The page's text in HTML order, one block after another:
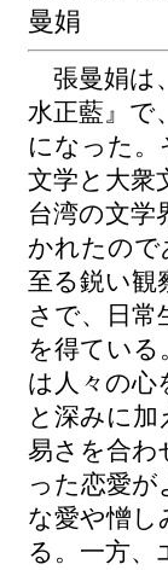
曼娟
張曼娟は
水正藍』で
になった
文学と大衆
台湾の文学
かれたので
至る鋭い観
さで、日常
を得てい
は人々の心
と深みに加
易さを合わ
った恋愛
な愛や憎し
る。一方、